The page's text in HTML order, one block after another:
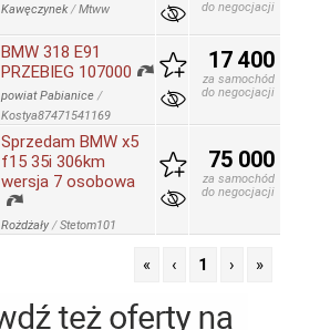
Kawęczynek/Mtww
do negocjacji
BMW 318 E91
PRZEBIEG 107000
powiat Pabianice /
Kostya87471541169
17 400
za samochód
do negocjacji
Sprzedam BMW x5
f15 35i 306km
wersja 7 osobowa
Rożdżały /Stetom101
75 000
za samochód
do negocjacji
« ‹ 1 › »